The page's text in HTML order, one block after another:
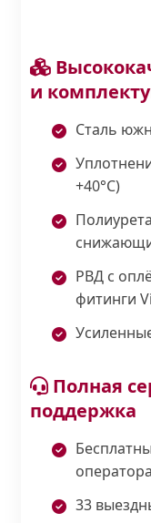
и
Сталь
+40°С)
РВД с
фитинги
Полная
поддержка
33